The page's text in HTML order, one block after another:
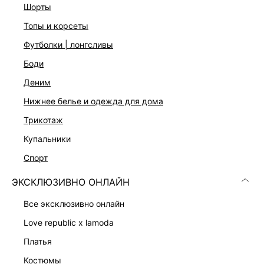
шорты
топы и корсеты
футболки | лонгсливы
боди
деним
нижнее белье и одежда для дома
трикотаж
купальники
спорт
ЭКСКЛЮЗИВНО ОНЛАЙН
все эксклюзивно онлайн
love republic x lamoda
платья
костюмы
На модели размер 44. Крой модели соответствует
стандартному размеру
Подробные условия доставки и возврата
Скачать
КАТАЛОГ
КОМПАНИЯ